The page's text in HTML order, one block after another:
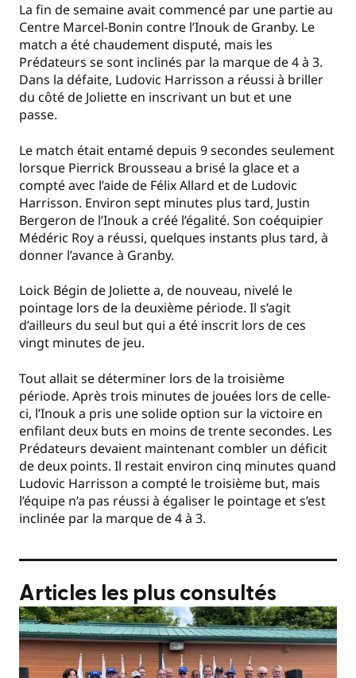
La fin de semaine avait commencé par une partie au
Centre Marcel-Bonin contre l’Inouk de Granby. Le
match a été chaudement disputé, mais les
Prédateurs se sont inclinés par la marque de 4 à 3.
Dans la défaite, Ludovic Harrisson a réussi à briller
du côté de Joliette en inscrivant un but et une
passe.
Le match était entamé depuis 9 secondes seulement
lorsque Pierrick Brousseau a brisé la glace et a
compté avec l’aide de Félix Allard et de Ludovic
Harrisson. Environ sept minutes plus tard, Justin
Bergeron de l’Inouk a créé l’égalité. Son coéquipier
Médéric Roy a réussi, quelques instants plus tard, à
donner l’avance à Granby.
Loick Bégin de Joliette a, de nouveau, nivelé le
pointage lors de la deuxième période. Il s’agit
d’ailleurs du seul but qui a été inscrit lors de ces
vingt minutes de jeu.
Tout allait se déterminer lors de la troisième
période. Après trois minutes de jouées lors de celle-
ci, l’Inouk a pris une solide option sur la victoire en
enfilant deux buts en moins de trente secondes. Les
Prédateurs devaient maintenant combler un déficit
de deux points. Il restait environ cinq minutes quand
Ludovic Harrisson a compté le troisième but, mais
l’équipe n’a pas réussi à égaliser le pointage et s’est
inclinée par la marque de 4 à 3.
Articles les plus consultés